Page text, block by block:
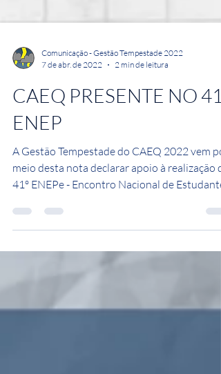
CAEQ PRESENTE NO 41°
ENEP
A Gestão Tempestade do CAEQ 2022 vem
meio desta nota declarar apoio à realização